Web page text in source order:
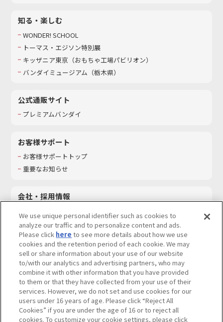
知る・楽しむ
WONDER! SCHOOL
トーマス・エジソン特別展
キッザニア東京（おもちゃ工場パビリオン）​
バンダイミュージアム（栃木県）
公式通販サイト
プレミアムバンダイ
お客様サポート
お客様サポートトップ
重要なお知らせ
会社・採用情報
採用情報
サステナビリティ
お問い合わせ
ウェブサイトご利用条件 ソーシャルメディアポリシー
個人情報及び特定個人情報等の取り扱いに関する保護方針
We use unique personal identifier such as cookies to
analyze our traffic and to personalize content and ads.
Please click here to see more details about how we use
cookies and the retention period of each cookie. We may
sell or share information about your use of our website
to/with our analytics and advertising partners, who may
combine it with other information that you have provided
to them or that they have collected from your use of their
services. However, we do not set and use cookies for our
users under 16 years of age. Please click “Reject All
Cookies” if you are under the age of 16 or to reject all
cookies. To customize your cookie settings, please click